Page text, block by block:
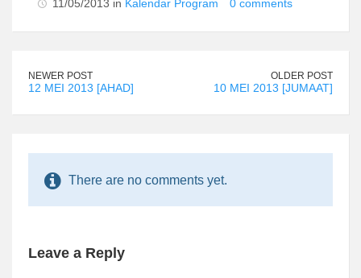
11/05/2013 in Kalendar Program 0 comments
NEWER POST
12 MEI 2013 [AHAD]
OLDER POST
10 MEI 2013 [JUMAAT]
There are no comments yet.
Leave a Reply